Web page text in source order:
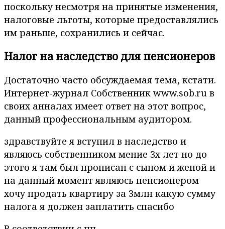
поскольку несмотря на принятые изменения,
налоговые льготы, которые предоставлялись
им раньше, сохранились и сейчас.
Налог на наследство для пенсионеров
Достаточно часто обсуждаемая тема, кстати.
Интернет-журнал Собственник www.sob.ru в
своих анналах имеет ответ на этот вопрос,
данный профессиональным аудитором.
здравствуйте я вступил в наследство и
являюсь собственником мение 3х лет но до
этого я там был прописан с сыном и женой и
на данный момент являюсь пенсионером
хочу продать квартиру за 3млн какую сумму
налога я должен заплатить спасибо